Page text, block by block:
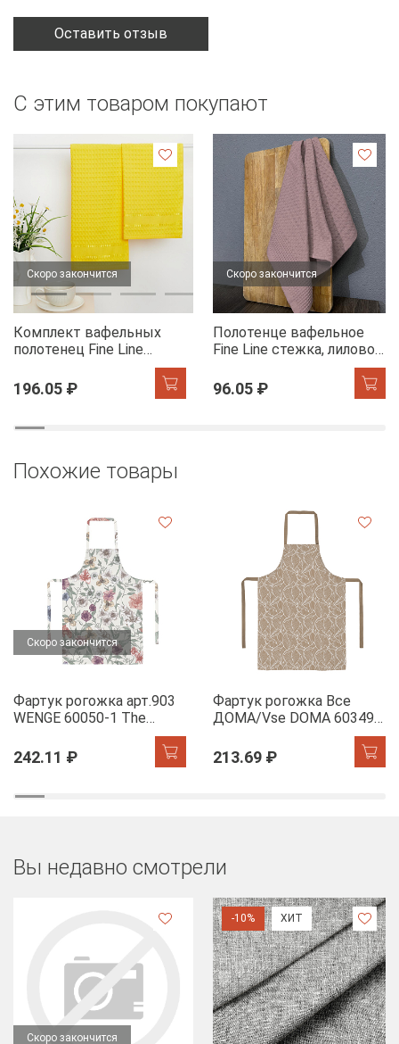
Оставить отзыв
С этим товаром покупают
Скоро закончится
Комплект вафельных
полотенец Fine Line
хангере
196.05 ₽
Скоро закончится
Полотенце вафельное
Fine Line стежка, лилово-
96.05 ₽
Похожие товары
Скоро закончится
Фартук рогожка арт.903
WENGE 60050-1 The
242.11 ₽
Фартук рогожка Все
ДОМА/Vse DOMA 60349-
213.69 ₽
Вы недавно смотрели
Скоро закончится
-10% ХИТ